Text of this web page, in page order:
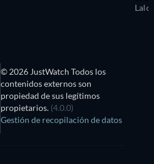
Lalo
© 2026 JustWatch Todos los
contenidos externos son
propiedad de sus legítimos
propietarios. (4.0.0)
Gestión de recopilación de datos